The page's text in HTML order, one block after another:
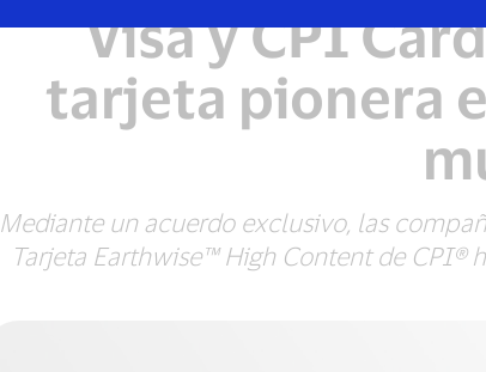
Visa y CPI
tarjeta pionera
Mediante un acuerdo exclusivo, las
Tarjeta Earthwise™ High Content de CPI®